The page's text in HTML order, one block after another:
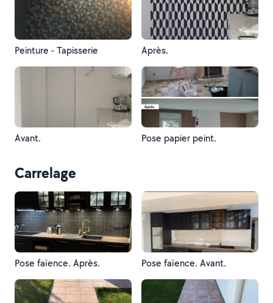
Peinture - Tapisserie Après.
Avant. Pose papier peint.
Carrelage
Pose faïence. Après. Pose faïence. Avant.